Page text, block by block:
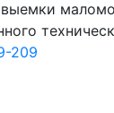
209